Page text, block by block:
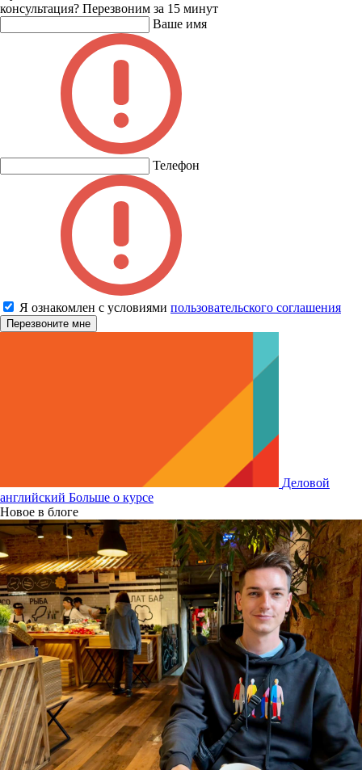
консультация? Перезвоним за 15 минут
Ваше имя
Телефон
Я ознакомлен с условиями пользовательского соглашения
Деловой
английский Больше о курсе
Новое в блоге